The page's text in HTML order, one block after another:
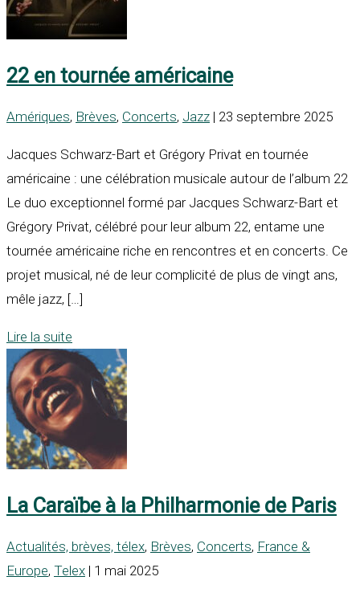
22 en tournée américaine
Amériques, Brèves, Concerts, Jazz | 23 septembre 2025
Jacques Schwarz-Bart et Grégory Privat en tournée
américaine : une célébration musicale autour de l’album 22
Le duo exceptionnel formé par Jacques Schwarz-Bart et
Grégory Privat, célébré pour leur album 22, entame une
tournée américaine riche en rencontres et en concerts. Ce
projet musical, né de leur complicité de plus de vingt ans,
mêle jazz, […]
Lire la suite
La Caraïbe à la Philharmonie de Paris
Actualités, brèves, télex, Brèves, Concerts, France &
Europe, Telex | 1 mai 2025